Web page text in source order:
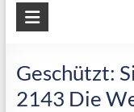
AWF
wirtschaftliche
Fertigung
Geschützt:
2143 Die